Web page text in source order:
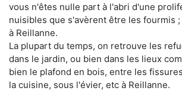
vous n'êtes nulle part à l'abri d'une
nuisibles que s'avèrent être les fourmis
à Reillanne.
La plupart du temps, on retrouve les
dans le jardin, ou bien dans les lieux
bien le plafond en bois, entre les
la cuisine, sous l'évier, etc à Reillanne.